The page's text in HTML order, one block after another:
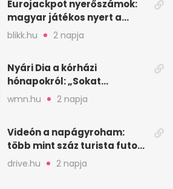
Eurojackpot nyerőszámok:
magyar játékos nyert a
2026. augusztus 4-i húzáson
blikk.hu 2 napja
Nyári Dia a kórházi
hónapokról: „Sokat
veszekedtem Istennel”
wmn.hu 2 napja
Videón a napágyroham:
több mint száz turista futott
a helyekért Tenerifén
drive.hu 2 napja